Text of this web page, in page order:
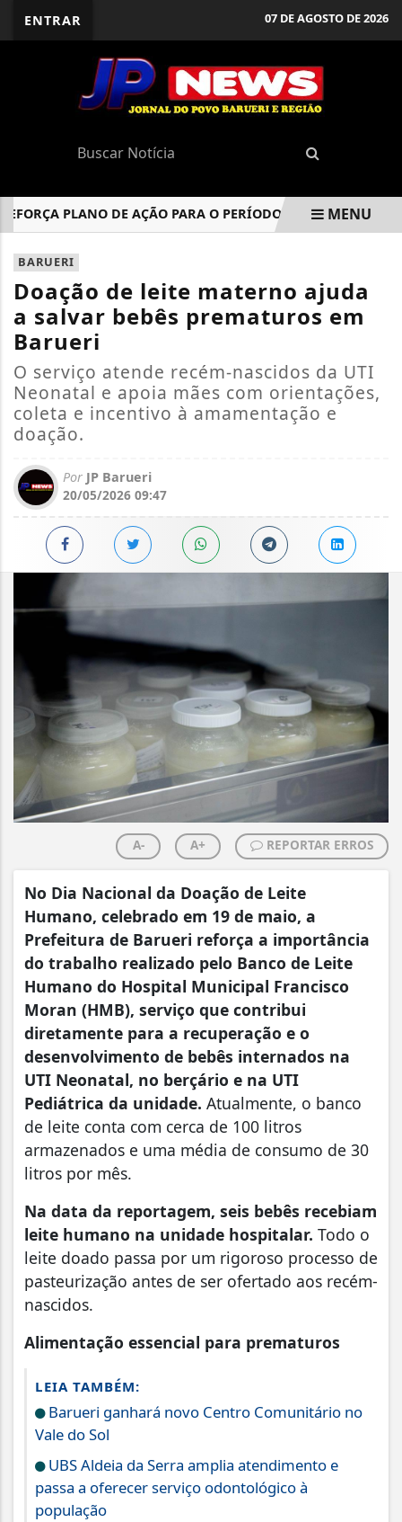
ENTRAR 07 DE AGOSTO DE 2026
PLANO DE AÇÃO PARA O PERÍODO DE CHUVAS EM
EM ALTA
MENU
BARUERI
Doação de leite materno ajuda
a salvar bebês prematuros em
Barueri
O serviço atende recém-nascidos da UTI
Neonatal e apoia mães com orientações,
coleta e incentivo à amamentação e
doação.
Por JP Barueri
20/05/2026 09:47
A- A+ REPORTAR ERROS
No Dia Nacional da Doação de Leite
Humano, celebrado em 19 de maio, a
Prefeitura de Barueri reforça a importância
do trabalho realizado pelo Banco de Leite
Humano do Hospital Municipal Francisco
Moran (HMB), serviço que contribui
diretamente para a recuperação e o
desenvolvimento de bebês internados na
UTI Neonatal, no berçário e na UTI
Pediátrica da unidade. Atualmente, o banco
de leite conta com cerca de 100 litros
armazenados e uma média de consumo de 30
litros por mês.
Na data da reportagem, seis bebês recebiam
leite humano na unidade hospitalar. Todo o
leite doado passa por um rigoroso processo de
pasteurização antes de ser ofertado aos recém-
nascidos.
Alimentação essencial para prematuros
LEIA TAMBÉM:
Barueri ganhará novo Centro Comunitário no
Vale do Sol
UBS Aldeia da Serra amplia atendimento e
passa a oferecer serviço odontológico à
população